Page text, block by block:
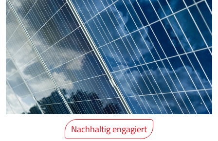
Nachhaltig engagiert